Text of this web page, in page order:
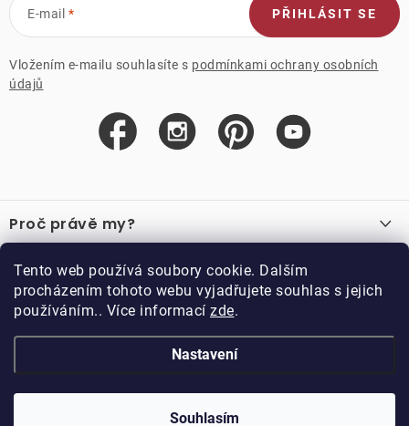
Tento web používá soubory cookie. Dalším
procházením tohoto webu vyjadřujete souhlas s jejich
používáním.. Více informací zde.
Nastavení
Souhlasím
E-mail
Vložením e-mailu souhlasíte s podmínkami ochrany osobních
údajů
PŘIHLÁSIT SE
á
p
a
Proč právě my?
Recenze
Důležité odkazy
Velkoobchod
Vzorková prodejna
Kariéra
Blog
O nákupu
Obchodní podmínky
Podmínky věrnostního programu
Doppler CZ spol. s.r.o.,
DOPPLER CZ spol. s r.o.. Všechna práva vyhrazena.